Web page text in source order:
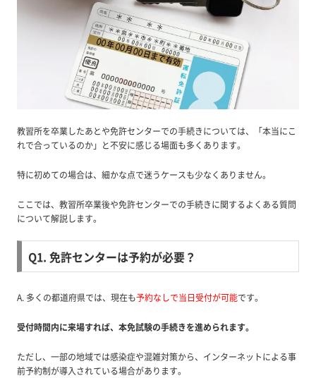
教習所を卒業したあとや免許センターでの手続きについては、「本当にこ
れで合っているのか」と不安に感じる場面も多くあります。
特に初めての場合は、細かな点で迷うケースも少なくありません。
ここでは、教習所卒業後や免許センターでの手続きに関するよくある質問
について解説します。
Q1. 免許センターは予約が必要？
A. 多くの都道府県では、現在も予約なしで当日受付が可能です。
受付時間内に来場すれば、本免試験の手続きを進められます。
ただし、一部の地域では感染症や混雑対策から、インターネットによる事
前予約制が導入されている場合があります。